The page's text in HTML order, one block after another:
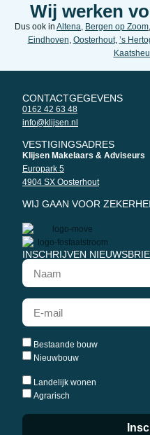
Wij werken
Dus ook in Altena, Bergen op Zoom,
Eindhoven, Oosterhout, ’s
CONTACTGEGEVENS
0162 42 63 48
info@klijsen.nl
VESTIGINGSADRES
Klijsen Makelaars & Adviseurs
Europark 5
4904 SX Oosterhout
WIJ GAAN VOOR
INSCHRIJVEN
Bestaande bouw
Nieuwbouw
Landelijk wonen
Agrarisch